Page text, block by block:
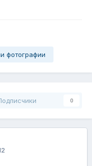
фотографии
0